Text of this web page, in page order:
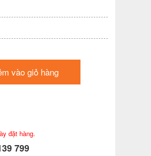
vào giỏ hàng
đặt hàng.
799